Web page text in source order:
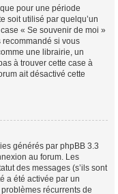
pour une période
soit utilisé par quelqu’un
« Se souvenir de moi »
recommandé si vous
une librairie, un
à trouver cette case à
ait désactivé cette
générés par phpBB 3.3
au forum. Les
des messages (s’ils sont
a été activée par un
récurrents de